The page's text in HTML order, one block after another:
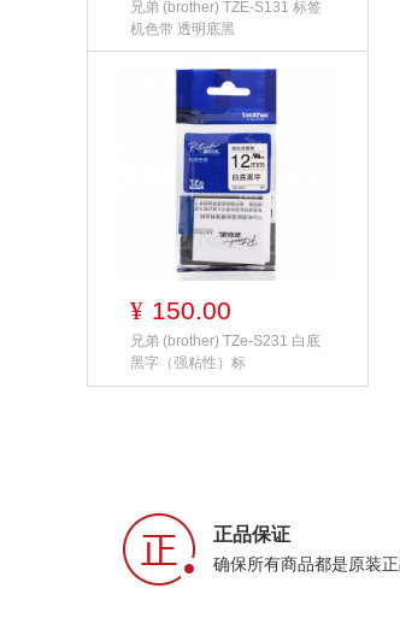
兄弟 (brother) TZE-S131 标签
机色带 透明底黑
¥ 150.00
兄弟 (brother) TZe-S231 白底
黑字（强粘性）标
正品保证
确保所有商品都是原装